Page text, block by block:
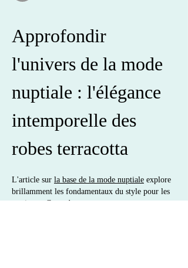
Approfondir
l'univers de la mode
nuptiale : l'élégance
intemporelle des
robes terracotta
L'article sur la base de la mode nuptiale explore
brillamment les fondamentaux du style pour les
mariages. Cependant, un aspect souvent sous-